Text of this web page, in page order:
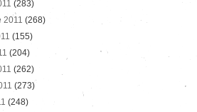
(283)
2011 (268)
(155)
(204)
(262)
(273)
(248)